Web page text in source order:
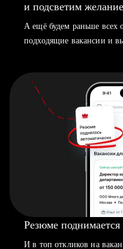
и подсветим
А ещё будем раньше всех
подходящие вакансии и
Резюме
И в топ откликов на